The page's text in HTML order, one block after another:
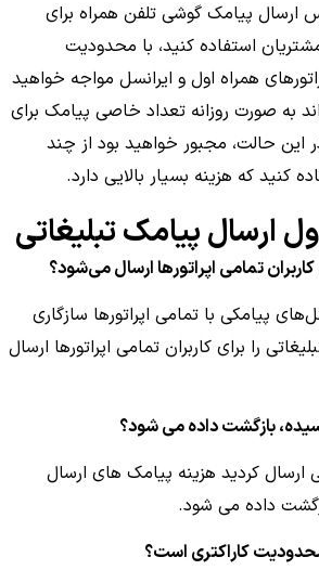
ارسال پیامک گوشی تلفن همراه برای
استفاده کنید، با محدودیت
همراه اول و ایرانسل مواجه خواهید
به صورت روزانه تعداد خاصی پیامک برای
این حالت، مجبور خواهید بود از چند
کنید که هزینه بسیار بالایی دارد.
ارسال پیامک تبلیغاتی
کاربران تمامی اپراتورها ارسال می‌شود؟
پیامکی با تمامی اپراتورها سازگاری
را برای کاربران تمامی اپراتورها ارسال
بازگشت داده می شود؟
ارسال کردید هزینه پیامک های ارسال
داده می شود.
کاراکتری است؟